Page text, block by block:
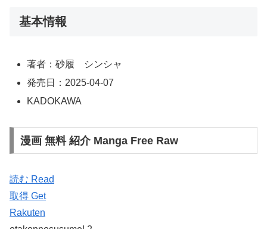
基本情報
著者：砂履 シンシャ
発売日：2025-04-07
KADOKAWA
漫画 無料 紹介 Manga Free Raw
読む Read
取得 Get
Rakuten